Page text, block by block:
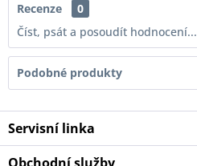
Recenze
0
Číst, psát a posoudít hodnocení...
Podobné produkty
Servisní linka